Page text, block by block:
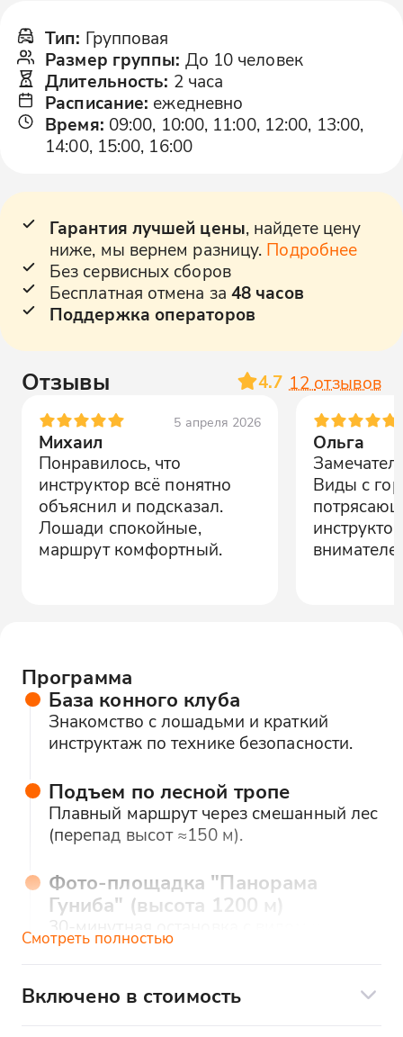
Тип: Групповая
Размер группы: До 10 человек
Длительность: 2 часа
Расписание: ежедневно
Время: 09:00, 10:00, 11:00, 12:00, 13:00,
14:00, 15:00, 16:00
Гарантия лучшей цены, найдете цену
ниже, мы вернем разницу. Подробнее
Без сервисных сборов
Бесплатная отмена за 48 часов
Поддержка операторов
Отзывы 4.7 12 отзывов
5 апреля 2026
Михаил
Понравилось, что
инструктор всё понятно
объяснил и подсказал.
Лошади спокойные,
маршрут комфортный.
Ольга
Виды с
Программа
База конного клуба
Знакомство с лошадьми и краткий
инструктаж по технике безопасности.
Подъем по лесной тропе
Плавный маршрут через смешанный лес
(перепад высот ≈150 м).
Фото-площадка "Панорама
Гуниба" (высота 1200 м)
30-минутная остановка с видом на
Гунибскую крепость, Каньон реки
Смотреть полностью
Включено в стоимость